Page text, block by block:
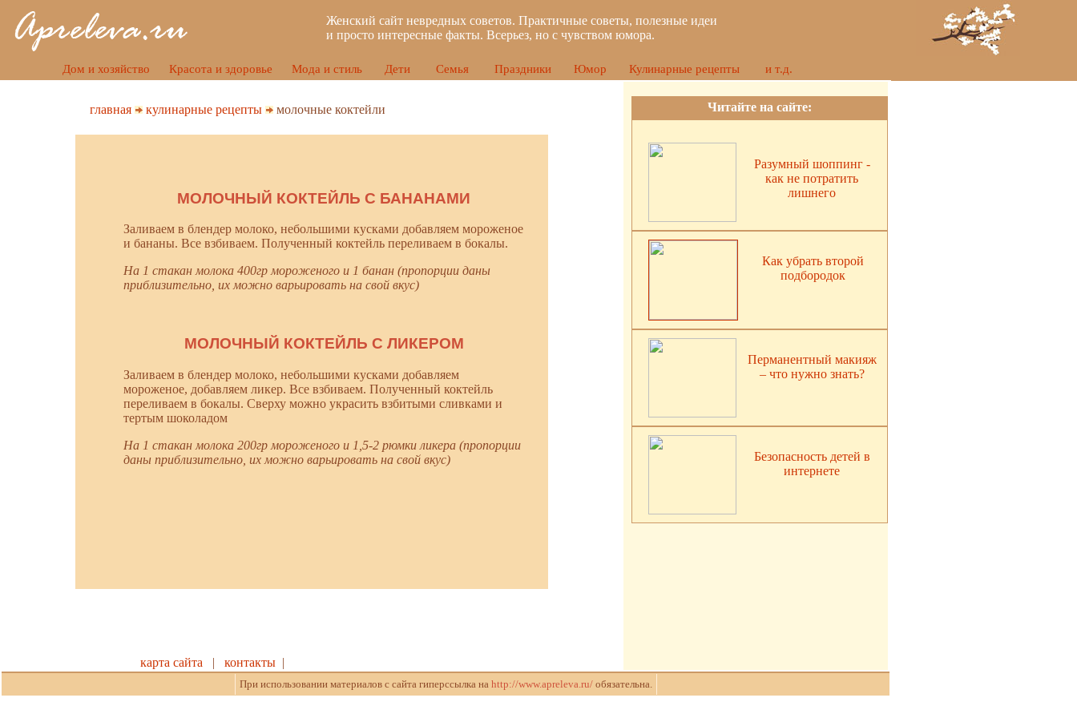
Женский сайт невредных советов. Практичные советы, полезные идеи
и просто интересные факты. Всерьез, но с чувством юмора.
Дом и хозяйство Красота и здоровье Мода и стиль Дети Семья Праздники Юмор Кулинарные рецепты и т.д.
главная кулинарные рецепты молочные коктейли
МОЛОЧНЫЙ КОКТЕЙЛЬ С БАНАНАМИ
Заливаем в блендер молоко, небольшими кусками добавляем мороженое
и бананы. Все взбиваем. Полученный коктейль переливаем в бокалы.
На 1 стакан молока 400гр мороженого и 1 банан (пропорции даны
приблизительно, их можно варьировать на свой вкус)
МОЛОЧНЫЙ КОКТЕЙЛЬ С ЛИКЕРОМ
Заливаем в блендер молоко, небольшими кусками добавляем
мороженое, добавляем ликер. Все взбиваем. Полученный коктейль
переливаем в бокалы. Сверху можно украсить взбитыми сливками и
тертым шоколадом
На 1 стакан молока 200гр мороженого и 1,5-2 рюмки ликера (пропорции
даны приблизительно, их можно варьировать на свой вкус)
карта сайта | контакты |
Читайте на сайте:
Разумный шоппинг -
как не потратить
лишнего
Как убрать второй
подбородок
Перманентный макияж
– что нужно знать?
Безопасность детей в
интернете
При использовании материалов с сайта гиперссылка на http://www.apreleva.ru/обязательна.